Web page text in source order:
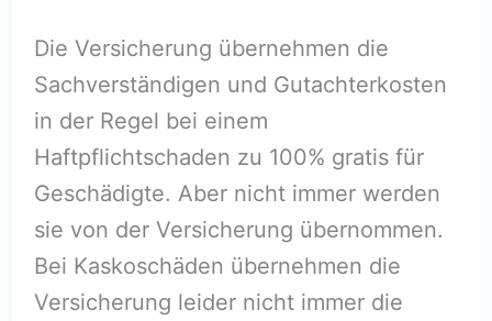
Die Versicherung übernehmen die
Sachverständigen und Gutachterkosten
in der Regel bei einem
Haftpflichtschaden zu 100% gratis für
Geschädigte. Aber nicht immer werden
sie von der Versicherung übernommen.
Bei Kaskoschäden übernehmen die
Versicherung leider nicht immer die